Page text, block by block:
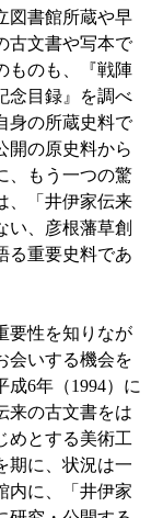
図書館所蔵や早
古文書や写本で
ものも、『戦陣
念目録』を調べ
身の所蔵史料で
開の原史料から
、もう一つの驚
、「井伊家伝来
い、彦根藩草創
る重要史料であ
要性を知りなが
会いする機会を
6年（1994）に
来の古文書をは
めとする美術工
期に、状況は一
内に、「井伊家